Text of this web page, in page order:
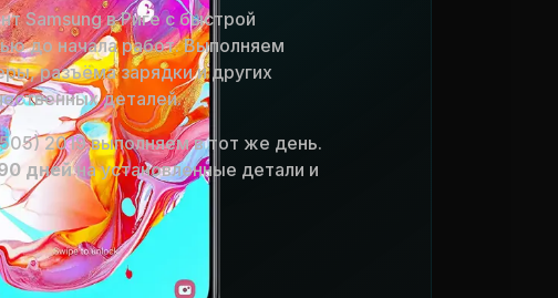
Samsung в Риге с быстрой
до начала работ. Выполняем
разъёма зарядки и других
деталей.
2019 выполняем в тот же день.
днейна установленные детали и